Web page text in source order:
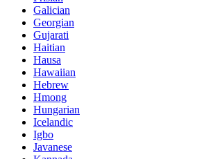
Galician
Georgian
Gujarati
Haitian
Hausa
Hawaiian
Hebrew
Hmong
Hungarian
Icelandic
Igbo
Javanese